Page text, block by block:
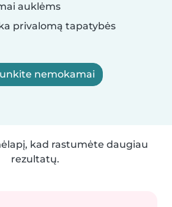
auklėms
privalomą tapatybės
nemokamai
kad rastumėte daugiau
rezultatų.